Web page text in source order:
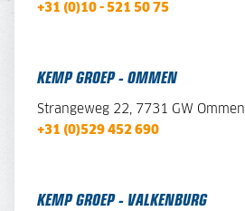
+31 (0)10 - 521 50 75
KEMP GROEP - OMMEN
Strangeweg 22, 7731 GW Ommen
+31 (0)529 452 690
KEMP GROEP - VALKENBURG